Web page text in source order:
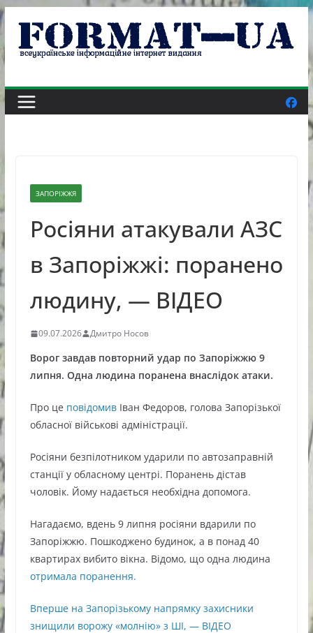
Skip
content
ЗАПОРІЖЖЯ
Росіяни атакували АЗС
в Запоріжжі: поранено
людину, — ВІДЕО
09.07.2026 Дмитро Носов
Ворог завдав повторний удар по Запоріжжю 9
липня. Одна людина поранена внаслідок атаки.
Про це повідомивІван Федоров, голова Запорізької
обласної військові адміністрації.
Росіяни безпілотником ударили по автозаправній
станції у обласному центрі. Поранень дістав
чоловік. Йому надається необхідна допомога.
Нагадаємо, вдень 9 липня росіяни вдарили по
Запоріжжю. Пошкоджено будинок, а в понад 40
квартирах вибито вікна. Відомо, що одна людина
отримала поранення.
Вперше на Запорізькому напрямку захисники
знищили ворожу «молнію» з ШІ, — ВІДЕО